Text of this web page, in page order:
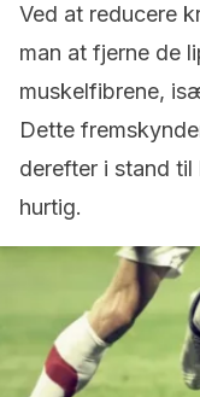
Ved at reducere
man at fjerne de
muskelfibrene,
Dette
derefter i stand
hurtig.